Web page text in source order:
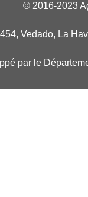
© 2016-2023
Vedado, La
par le